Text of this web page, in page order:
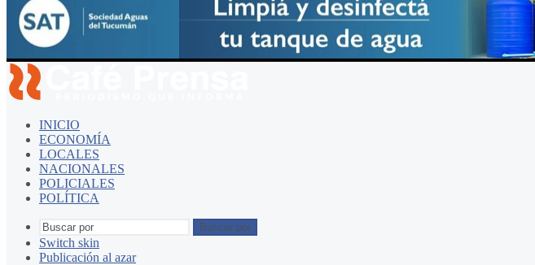
INICIO
ECONOMÍA
LOCALES
NACIONALES
POLICIALES
POLÍTICA
Buscar por
Switch skin
Publicación al azar